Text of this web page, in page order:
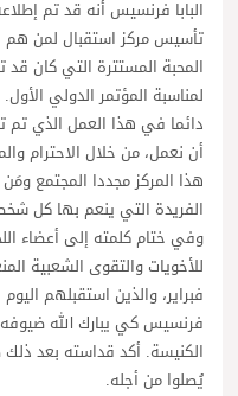
البابا فرنسيس أنه قد تم
تأسيس مركز استقبال لمن هم
المحبة المستترة التي كان
لمناسبة المؤتمر الدولي
دائما في هذا العمل الذي تم
أن نعمل، من خلال الاحترام
هذا المركز مجددا المجتمع
الفريدة التي ينعم بها كل
وفي ختام كلمته إلى أعضاء
فبراير، والذين استقبلهم
فرنسيس كي يبارك الله
الكنيسة. أكد قداسته بعد
يُصلوا من أجله.